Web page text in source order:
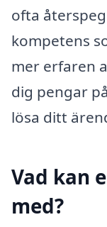
ofta
kompetens
mer erfaren
dig pengar
lösa ditt
Vad kan
med?